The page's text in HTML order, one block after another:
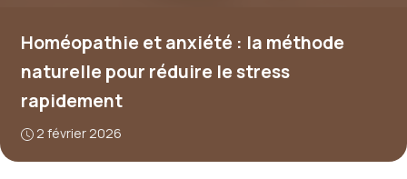
Homéopathie et anxiété : la méthode
naturelle pour réduire le stress
rapidement
2 février 2026